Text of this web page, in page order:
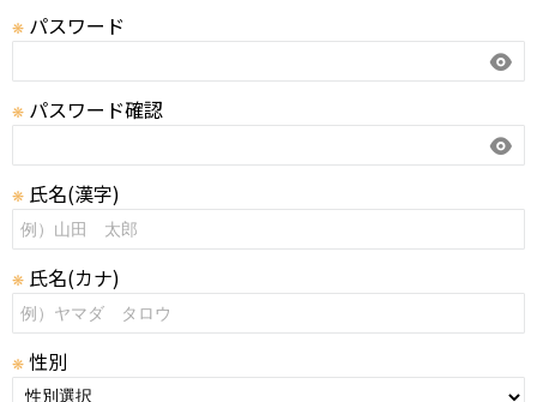
❋ パスワード
❋ パスワード確認
❋ 氏名(漢字)
❋ 氏名(カナ)
❋ 性別